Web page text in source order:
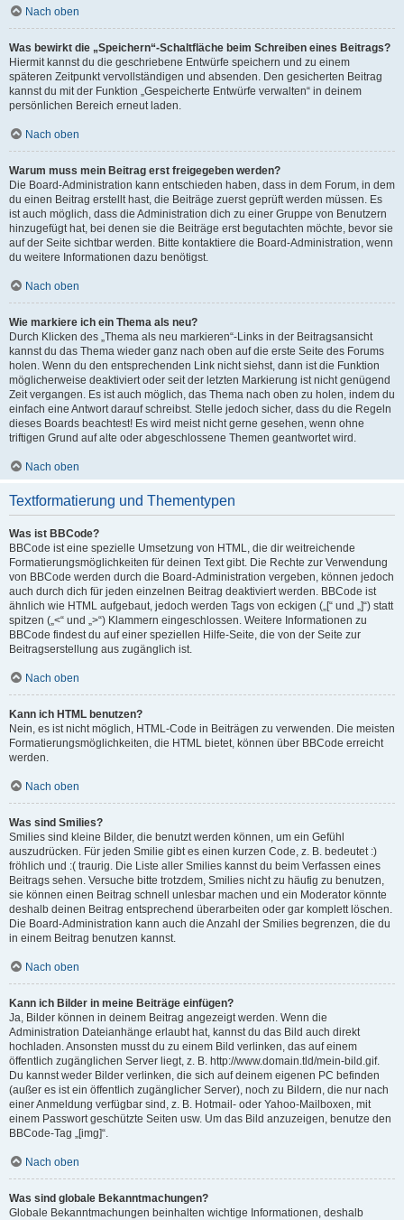
Nach oben
Was bewirkt die „Speichern“-Schaltfläche beim Schreiben eines Beitrags?
Hiermit kannst du die geschriebene Entwürfe speichern und zu einem
späteren Zeitpunkt vervollständigen und absenden. Den gesicherten Beitrag
kannst du mit der Funktion „Gespeicherte Entwürfe verwalten“ in deinem
persönlichen Bereich erneut laden.
Nach oben
Warum muss mein Beitrag erst freigegeben werden?
Die Board-Administration kann entschieden haben, dass in dem Forum, in dem
du einen Beitrag erstellt hast, die Beiträge zuerst geprüft werden müssen. Es
ist auch möglich, dass die Administration dich zu einer Gruppe von Benutzern
hinzugefügt hat, bei denen sie die Beiträge erst begutachten möchte, bevor sie
auf der Seite sichtbar werden. Bitte kontaktiere die Board-Administration, wenn
du weitere Informationen dazu benötigst.
Nach oben
Wie markiere ich ein Thema als neu?
Durch Klicken des „Thema als neu markieren“-Links in der Beitragsansicht
kannst du das Thema wieder ganz nach oben auf die erste Seite des Forums
holen. Wenn du den entsprechenden Link nicht siehst, dann ist die Funktion
möglicherweise deaktiviert oder seit der letzten Markierung ist nicht genügend
Zeit vergangen. Es ist auch möglich, das Thema nach oben zu holen, indem du
einfach eine Antwort darauf schreibst. Stelle jedoch sicher, dass du die Regeln
dieses Boards beachtest! Es wird meist nicht gerne gesehen, wenn ohne
triftigen Grund auf alte oder abgeschlossene Themen geantwortet wird.
Nach oben
Textformatierung und Thementypen
Was ist BBCode?
BBCode ist eine spezielle Umsetzung von HTML, die dir weitreichende
Formatierungsmöglichkeiten für deinen Text gibt. Die Rechte zur Verwendung
von BBCode werden durch die Board-Administration vergeben, können jedoch
auch durch dich für jeden einzelnen Beitrag deaktiviert werden. BBCode ist
ähnlich wie HTML aufgebaut, jedoch werden Tags von eckigen („[“ und „]“) statt
spitzen („<“ und „>“) Klammern eingeschlossen. Weitere Informationen zu
BBCode findest du auf einer speziellen Hilfe-Seite, die von der Seite zur
Beitragserstellung aus zugänglich ist.
Nach oben
Kann ich HTML benutzen?
Nein, es ist nicht möglich, HTML-Code in Beiträgen zu verwenden. Die meisten
Formatierungsmöglichkeiten, die HTML bietet, können über BBCode erreicht
werden.
Nach oben
Was sind Smilies?
Smilies sind kleine Bilder, die benutzt werden können, um ein Gefühl
auszudrücken. Für jeden Smilie gibt es einen kurzen Code, z. B. bedeutet :)
fröhlich und :( traurig. Die Liste aller Smilies kannst du beim Verfassen eines
Beitrags sehen. Versuche bitte trotzdem, Smilies nicht zu häufig zu benutzen,
sie können einen Beitrag schnell unlesbar machen und ein Moderator könnte
deshalb deinen Beitrag entsprechend überarbeiten oder gar komplett löschen.
Die Board-Administration kann auch die Anzahl der Smilies begrenzen, die du
in einem Beitrag benutzen kannst.
Nach oben
Kann ich Bilder in meine Beiträge einfügen?
Ja, Bilder können in deinem Beitrag angezeigt werden. Wenn die
Administration Dateianhänge erlaubt hat, kannst du das Bild auch direkt
hochladen. Ansonsten musst du zu einem Bild verlinken, das auf einem
öffentlich zugänglichen Server liegt, z. B. http://www.domain.tld/mein-bild.gif.
Du kannst weder Bilder verlinken, die sich auf deinem eigenen PC befinden
(außer es ist ein öffentlich zugänglicher Server), noch zu Bildern, die nur nach
einer Anmeldung verfügbar sind, z. B. Hotmail- oder Yahoo-Mailboxen, mit
einem Passwort geschützte Seiten usw. Um das Bild anzuzeigen, benutze den
BBCode-Tag „[img]“.
Nach oben
Was sind globale Bekanntmachungen?
Globale Bekanntmachungen beinhalten wichtige Informationen, deshalb